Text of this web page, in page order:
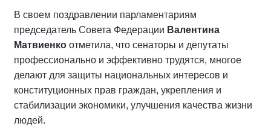
В своем поздравлении парламентариям
председатель Совета Федерации Валентина
Матвиенко отметила, что сенаторы и депутаты
профессионально и эффективно трудятся, многое
делают для защиты национальных интересов и
конституционных прав граждан, укрепления и
стабилизации экономики, улучшения качества жизни
людей.